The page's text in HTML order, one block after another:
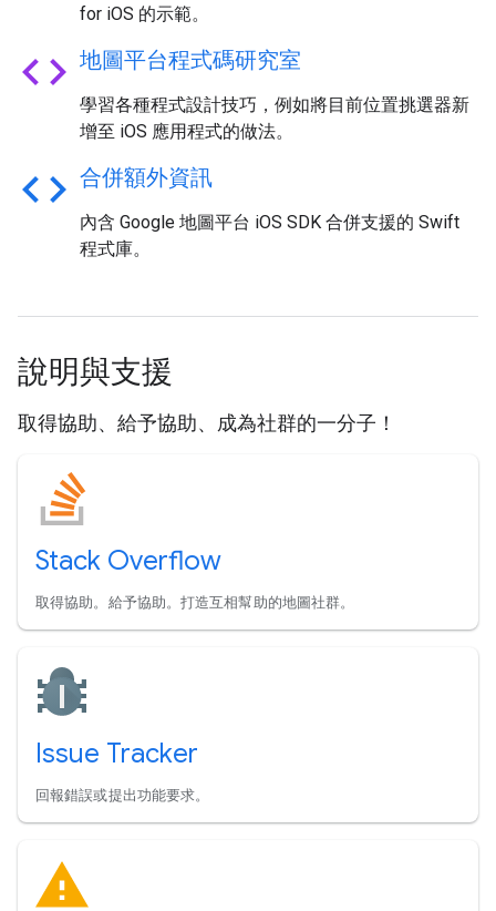
for iOS 的示範。
code 地圖平台程式碼研究室
學習各種程式設計技巧，例如將目前位置挑選器新
增至 iOS 應用程式的做法。
code 合併額外資訊
內含 Google 地圖平台 iOS SDK 合併支援的 Swift
程式庫。
說明與支援
取得協助、給予協助、成為社群的一分子！
Stack Overflow
取得協助。給予協助。打造互相幫助的地圖社群。
Issue Tracker
回報錯誤或提出功能要求。